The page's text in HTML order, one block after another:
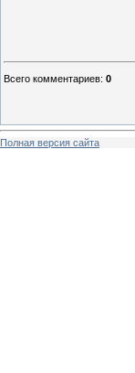
Всего комментариев: 0
Полная версия сайта